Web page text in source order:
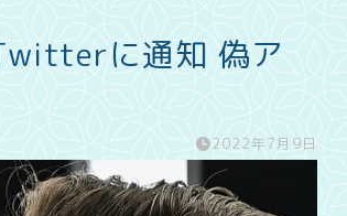
に通知 偽ア
2022年7月9日